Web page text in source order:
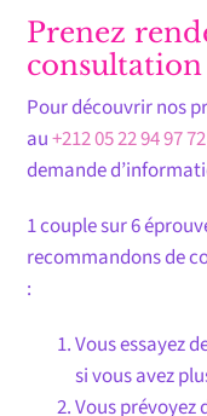
Prenez
Pour découvrir nos
au+212 05 22 94 97 72
demande
1 couple sur 6
recommandons de
:
Vous essayez
si vous avez
Vous prévoyez